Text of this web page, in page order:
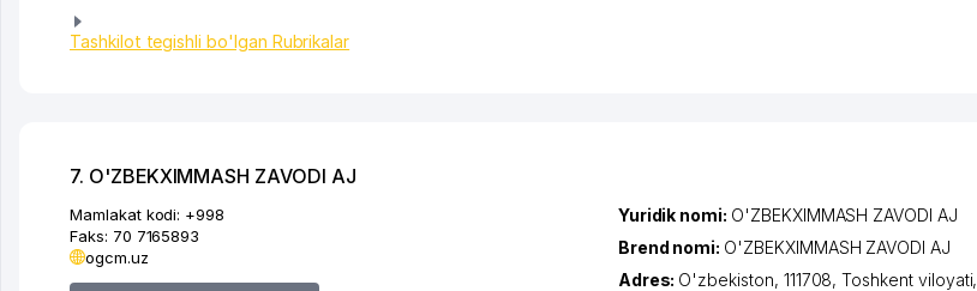
Tashkilot tegishli bo'lgan Rubrikalar
7. O'ZBEKXIMMASH ZAVODI AJ
Mamlakat kodi: +998
Faks: 70 7165893
ogcm.uz
Yuridik nomi: O'ZBEKXIMMASH ZAVODI AJ
Brend nomi: O'ZBEKXIMMASH ZAVODI AJ
Adres: O'zbekiston, 111708,Toshkent viloyati,